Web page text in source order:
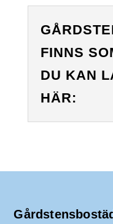
FINNS
DU KAN
HÄR: